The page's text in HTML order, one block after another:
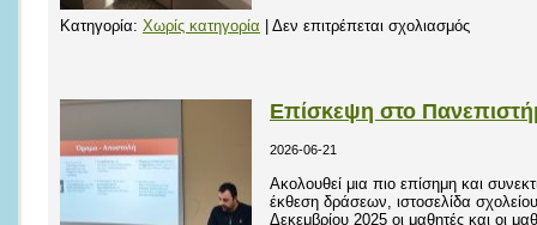
Κατηγορία: Χωρίς κατηγορία Δεν επιτρέπεται σχολιασμόςστο
Επίσκεψη στο
2026-06-21
Ακολουθεί μια πιο επίσημη και
έκθεση δράσεων, ιστοσελίδα
Δεκεμβρίου 2025 οι μαθητές και οι